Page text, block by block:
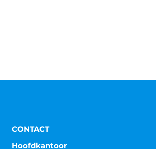
CONTACT
Hoofdkantoor